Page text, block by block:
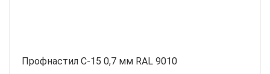
Профнастил С-15 0,7 мм RAL 9010